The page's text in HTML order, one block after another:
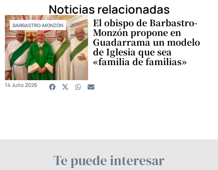
Noticias relacionadas
BARBASTRO-MONZÓN El obispo de Barbastro-
Monzón propone en
Guadarrama un modelo
de Iglesia que sea
«familia de familias»
14 Julio 2026
Te puede interesar